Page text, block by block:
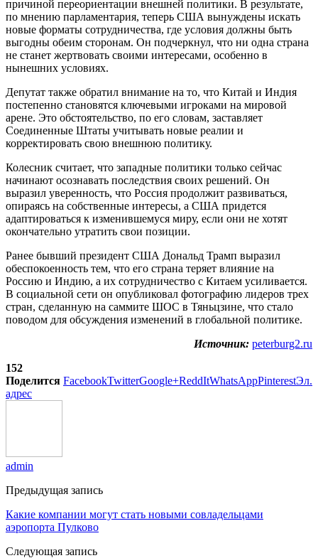
причиной переориентации внешней политики. В результате,
по мнению парламентария, теперь США вынуждены искать
новые форматы сотрудничества, где условия должны быть
выгодны обеим сторонам. Он подчеркнул, что ни одна страна
не станет жертвовать своими интересами, особенно в
нынешних условиях.
Депутат также обратил внимание на то, что Китай и Индия
постепенно становятся ключевыми игроками на мировой
арене. Это обстоятельство, по его словам, заставляет
Соединенные Штаты учитывать новые реалии и
корректировать свою внешнюю политику.
Колесник считает, что западные политики только сейчас
начинают осознавать последствия своих решений. Он
выразил уверенность, что Россия продолжит развиваться,
опираясь на собственные интересы, а США придется
адаптироваться к изменившемуся миру, если они не хотят
окончательно утратить свои позиции.
Ранее бывший президент США Дональд Трамп выразил
обеспокоенность тем, что его страна теряет влияние на
Россию и Индию, а их сотрудничество с Китаем усиливается.
В социальной сети он опубликовал фотографию лидеров трех
стран, сделанную на саммите ШОС в Тяньцзине, что стало
поводом для обсуждения изменений в глобальной политике.
Источник: peterburg2.ru
152
Поделится FacebookTwitterGoogle+ReddItWhatsAppPinterestЭл.
адрес
admin
Предыдущая запись
Какие компании могут стать новыми совладельцами
аэропорта Пулково
Следующая запись